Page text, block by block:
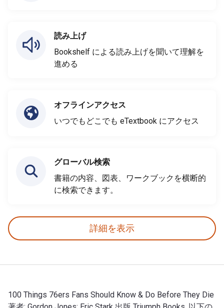
読み上げ
Bookshelf による読み上げを聞いて理解を
進める
オフラインアクセス
いつでもどこでも eTextbook にアクセス
グローバル検索
書籍の内容、図表、ワークブックを横断的
に検索できます。
詳細を表示
100 Things 76ers Fans Should Know & Do Before They Die